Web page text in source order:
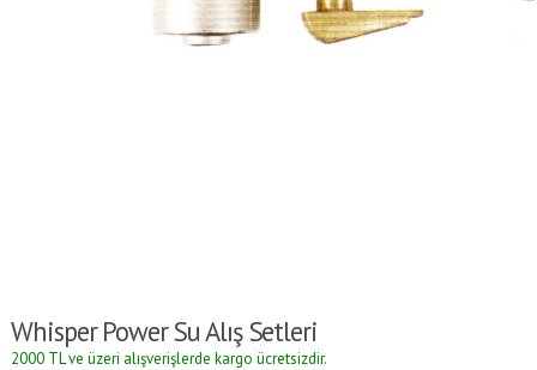
Whisper Power Su Alış Setleri
2000 TL ve üzeri alışverişlerde kargo ücretsizdir.